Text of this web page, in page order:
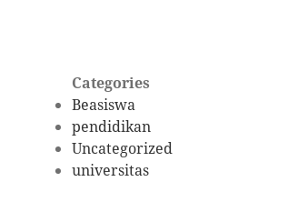
Categories
Beasiswa
pendidikan
Uncategorized
universitas